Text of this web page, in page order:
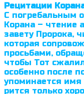
Рецитации
С погребальным
Корана – чтение
завету Пророка,
которая
просьбами,
чтобы Тот
особенно после
упоминается
рится только